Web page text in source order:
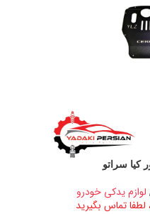
کیا سراتو
لوازم یدکی خودرو
تماس بگیرید